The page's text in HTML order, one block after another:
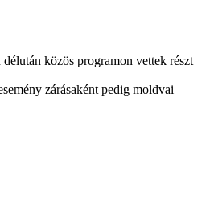
közös programon vettek részt
zárásaként pedig moldvai